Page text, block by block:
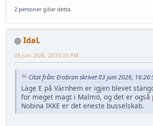
2 personergillar detta.
IdaL
03 juni 2026, 20:55:23 PM
Citat från: Erobran skrivet 03 juni 2026,
Läge E på Värnhem er igjen blevet
for meget magt i Malmö, og det er også
Nobina IKKE er det eneste busselskab.